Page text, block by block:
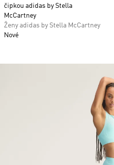
čipkou adidas by Stella
McCartney
Ženy adidas by Stella McCartney
Nové